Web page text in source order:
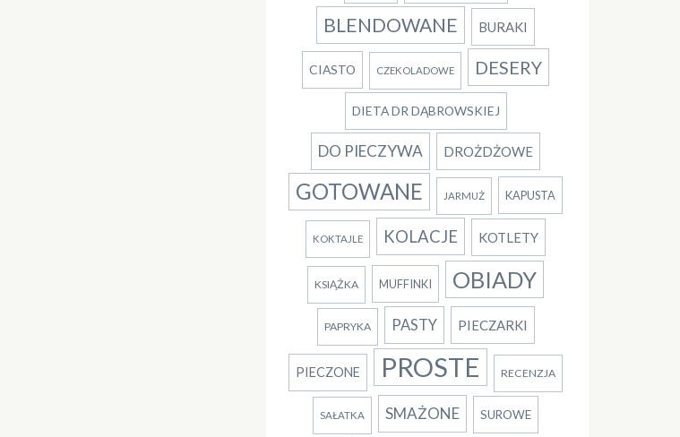
BLENDOWANE BURAKI
CIASTO CZEKOLADOWE DESERY
DIETA DR DĄBROWSKIEJ
DO PIECZYWA DROŻDŻOWE
GOTOWANE JARMUŻ KAPUSTA
KOKTAJLE KOLACJE KOTLETY
KSIĄŻKA MUFFINKI OBIADY
PAPRYKA PASTY PIECZARKI
PIECZONE PROSTE RECENZJA
SAŁATKA SMAŻONE SUROWE